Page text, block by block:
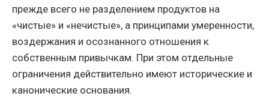
прежде всего не разделением продуктов на
«чистые» и «нечистые», а принципами умеренности,
воздержания и осознанного отношения к
собственным привычкам. При этом отдельные
ограничения действительно имеют исторические и
канонические основания.